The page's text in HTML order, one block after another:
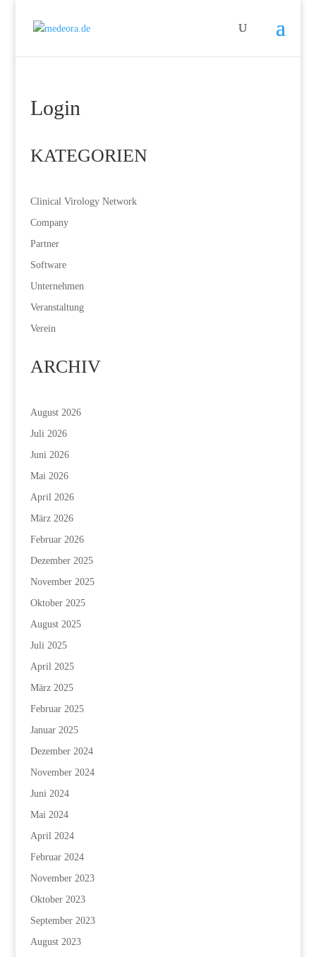
Login
KATEGORIEN
Clinical Virology Network
Company
Partner
Software
Unternehmen
Veranstaltung
Verein
ARCHIV
August 2026
Juli 2026
Juni 2026
Mai 2026
April 2026
März 2026
Februar 2026
Dezember 2025
November 2025
Oktober 2025
August 2025
Juli 2025
April 2025
März 2025
Februar 2025
Januar 2025
Dezember 2024
November 2024
Juni 2024
Mai 2024
April 2024
Februar 2024
November 2023
Oktober 2023
September 2023
August 2023